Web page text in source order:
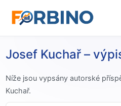
Josef Kuchař –
Níže jsou vypsány autorské
Kuchař.